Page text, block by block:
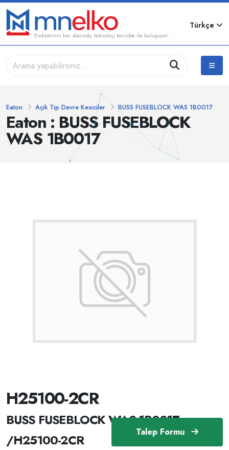
Endüstrinin her alanında, teknoloji tecrübe ile buluşuyor...
Türkçe
Eaton : BUSS FUSEBLOCK
WAS 1B0017
Eaton Açık Tip Devre Kesiciler BUSS FUSEBLOCK WAS 1B0017
Talep Formu
H25100-2CR
BUSS FUSEBLOCK WAS 1B0017
/H25100-2CR